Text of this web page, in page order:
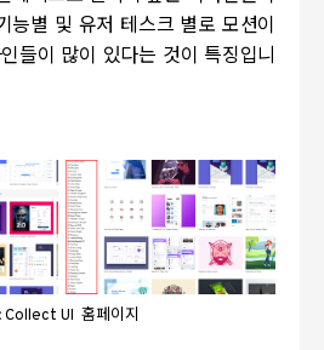
능별 및 유저 테스크 별로 모션이
들이 많이 있다는 것이 특징입니
Collect UI 홈페이지